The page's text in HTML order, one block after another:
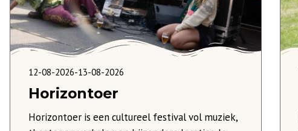
12-08-2026-13-08-2026
Horizontoer
Horizontoer is een cultureel festival vol muziek,